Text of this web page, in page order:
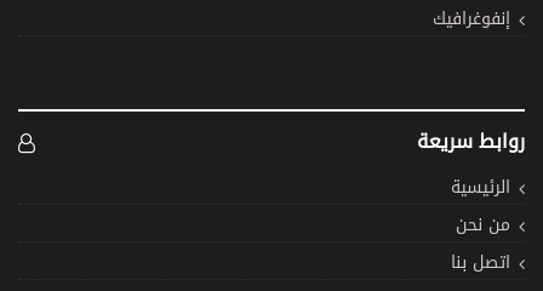
إنفوغرافيك
روابط سريعة
الرئيسية
من نحن
اتصل بنا